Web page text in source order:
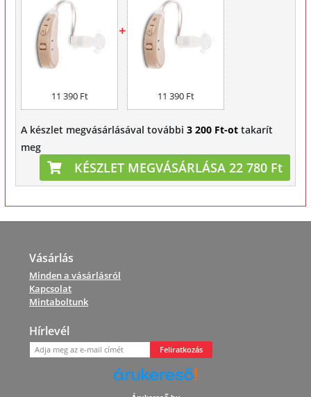
11 390 Ft 11 390 Ft
A készlet megvásárlásával további 3 200 Ft-ot takarít
meg
KÉSZLET MEGVÁSÁRLÁSA 22 780 Ft
Vásárlás
Minden a vásárlásról
Kapcsolat
Mintaboltunk
Hírlevél
Feliratkozás